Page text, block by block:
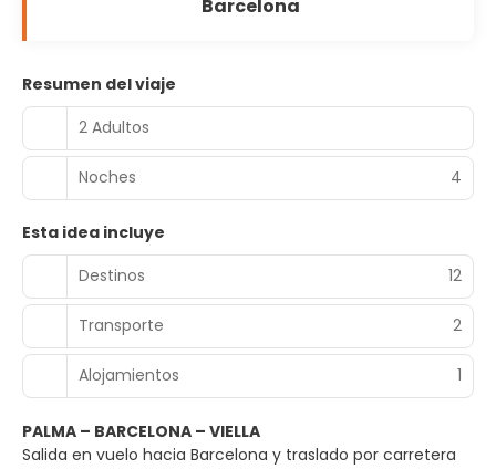
Barcelona
Resumen del viaje
2 Adultos
Noches 4
Esta idea incluye
Destinos
12
Transporte 2
Alojamientos 1
PALMA – BARCELONA – VIELLA
Salida en vuelo hacia Barcelona y traslado por carretera